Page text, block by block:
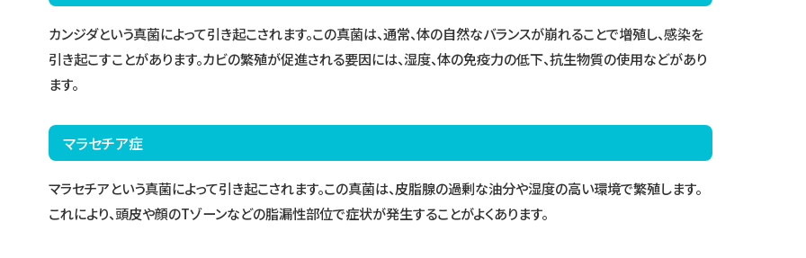
カンジダという真菌によって引き起こされます。この真菌は、通常、体の自然なバランスが崩れることで増殖し、感染を
引き起こすことがあります。カビの繁殖が促進される要因には、湿度、体の免疫力の低下、抗生物質の使用などがあり
ます。
マラセチア症
マラセチアという真菌によって引き起こされます。この真菌は、皮脂腺の過剰な油分や湿度の高い環境で繁殖します。
これにより、頭皮や顔のTゾーンなどの脂漏性部位で症状が発生することがよくあります。